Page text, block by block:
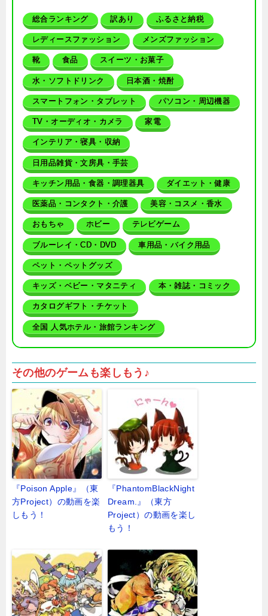
総合ランキング 訳あり ふるさと納税
レディースファッション メンズファッション
靴 食品 スイーツ・お菓子
水・ソフトドリンク 日本酒・焼酎
スマートフォン・タブレット パソコン・周辺機器
TV・オーディオ・カメラ 家電
インテリア・寝具・収納
日用品雑貨・文房具・手芸
キッチン用品・食器・調理器具 ダイエット・健康
医薬品・コンタクト・介護 美容・コスメ・香水
おもちゃ ホビー テレビゲーム
ブルーレイ・CD・DVD 車用品・バイク用品
ペット・ペットグッズ
キッズ・ベビー・マタニティ 本・雑誌・コミック
カタログギフト・チケット
全国 人気ホテル・旅館ランキング
その他のゲームも楽しもう♪
『Poison Apple』（東
方Project）の動画を楽
しもう！
『PhantomBlackNight
Dream.』（東方
Project）の動画を楽し
もう！